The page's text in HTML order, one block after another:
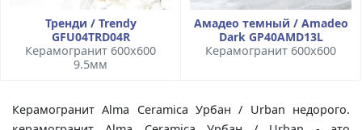
Тренди / Trendy
GFU04TRD04R
Керамогранит 600x600
9.5мм
Амадео темный / Amadeo
Dark GP40AMD13L
Керамогранит 600x600
Керамогранит Alma Ceramica Урбан / Urban недорого.